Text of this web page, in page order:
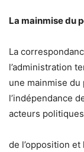
La mainmise du
La
l’administration
une mainmise
l’indépendance
acteurs politiques
de l’opposition